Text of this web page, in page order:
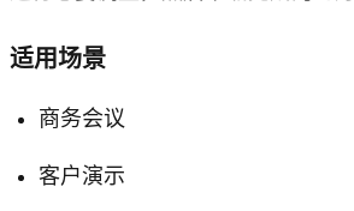
适用场景
商务会议
客户演示